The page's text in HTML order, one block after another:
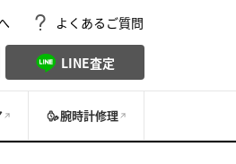
よくあるご質問
LINE査定
腕時計修理